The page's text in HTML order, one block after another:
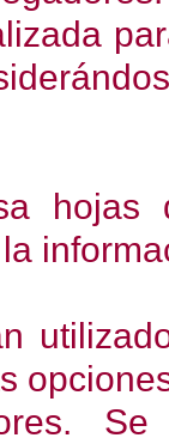
hojas